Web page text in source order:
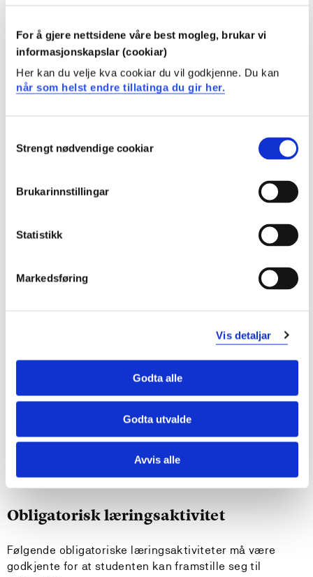
For å gjere nettsidene våre best mogleg, brukar vi
informasjonskapslar (cookiar)
Her kan du velje kva cookiar du vil godkjenne. Du kan
når som helst endre tillatinga du gir her.
Selection
Strengt nødvendige cookiar
Brukarinnstillingar
Statistikk
Markedsføring
Vis detaljar
Godta alle
Godta utvalde
Avvis alle
Ved fullført emne er kandidaten i stand til å:
Planlegge, lede og gjennomføre kultur-prosjekt for
barn og/eller unge, med bevegelse som del av
for barn og unge, i skolehverdag, hvor bevegelse og
kreativ bruk av dans er del av prosjektet.
Krav til forkunnskaper
Ingen
Anbefalte forkunnskaper
drama. Erfaring med musikk. Erfaring fra kreative
prosjekter for og med barn og/eller unge personer.
Undervisnings- og læringsformer
Praktisk-metodisk arbeid med kreativ
bevegelsesarbeid, scenisk formidling, forelesninger,
veiledning, studentstyrt undervisning og
Obligatorisk læringsaktivitet
Følgende obligatoriske læringsaktiviteter må være
godkjente for at studenten kan framstille seg til